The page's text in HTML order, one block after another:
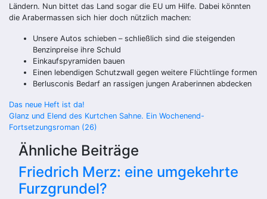
Ländern. Nun bittet das Land sogar die EU um Hilfe. Dabei könnten
die Arabermassen sich hier doch nützlich machen:
Unsere Autos schieben – schließlich sind die steigenden
Benzinpreise ihre Schuld
Einkaufspyramiden bauen
Einen lebendigen Schutzwall gegen weitere Flüchtlinge formen
Berlusconis Bedarf an rassigen jungen Araberinnen abdecken
Beitragsnavigation
Das neue Heft ist da!
Glanz und Elend des Kurtchen Sahne. Ein Wochenend-
Fortsetzungsroman (26)
Ähnliche Beiträge
Friedrich Merz: eine umgekehrte
Furzgrundel?